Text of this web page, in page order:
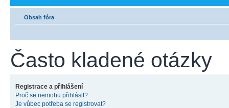
Obsah fóra
Často kladené otázky
Registrace a přihlášení
Proč se nemohu přihlásit?
Je vůbec potřeba se registrovat?